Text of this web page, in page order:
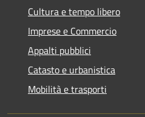
Cultura e tempo libero
Imprese e Commercio
Appalti pubblici
Catasto e urbanistica
Mobilità e trasporti